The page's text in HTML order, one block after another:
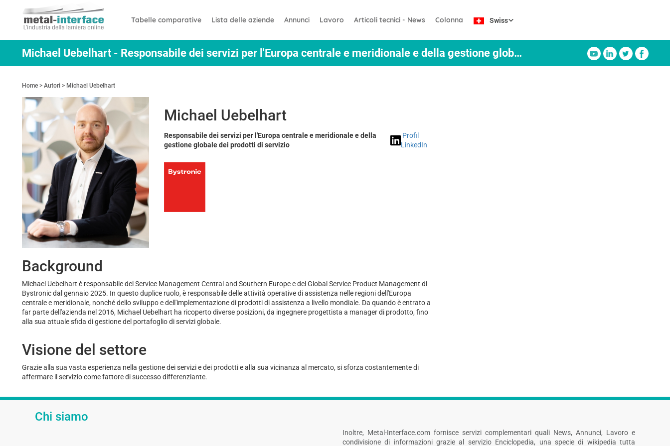
contenuto
Tabelle comparative Lista delle aziende Annunci Lavoro Articoli tecnici - News Colonna Swiss
Michael Uebelhart - Responsabile dei servizi per l'Europa centrale e meridionale e della gestione globale dei prodotti di servizio / Bystronic
Home Autori Michael Uebelhart
Michael Uebelhart
Responsabile dei servizi per l'Europa centrale e meridionale e della
gestione globale dei prodotti di servizio
Profil
LinkedIn
Background
Michael Uebelhart è responsabile del Service Management Central and Southern Europe e del Global Service Product Management di
Bystronic dal gennaio 2025. In questo duplice ruolo, è responsabile delle attività operative di assistenza nelle regioni dell'Europa
centrale e meridionale, nonché dello sviluppo e dell'implementazione di prodotti di assistenza a livello mondiale. Da quando è entrato a
far parte dell'azienda nel 2016, Michael Uebelhart ha ricoperto diverse posizioni, da ingegnere progettista a manager di prodotto, fino
alla sua attuale sfida di gestione del portafoglio di servizi globale.
Visione del settore
Grazie alla sua vasta esperienza nella gestione dei servizi e dei prodotti e alla sua vicinanza al mercato, si sforza costantemente di
affermare il servizio come fattore di successo differenziante.
Chi siamo
Inoltre, Metal-Interface.com fornisce servizi complementari quali News, Annunci, Lavoro e
condivisione di informazioni grazie al servizio Enciclopedia, una specie di wikipedia tutta